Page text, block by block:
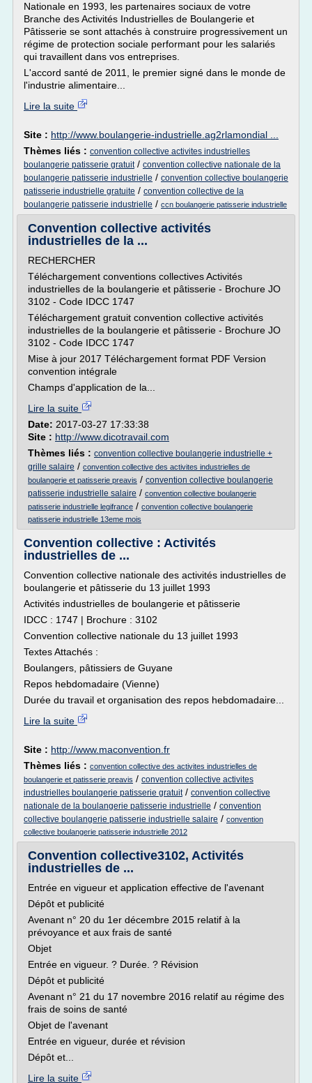
Nationale en 1993, les partenaires sociaux de votre
Branche des Activités Industrielles de Boulangerie et
Pâtisserie se sont attachés à construire progressivement un
régime de protection sociale performant pour les salariés
qui travaillent dans vos entreprises.
L'accord santé de 2011, le premier signé dans le monde de
l'industrie alimentaire...
Lire la suite
Site : http://www.boulangerie-industrielle.ag2rlamondial ...
Thèmes liés : convention collective activites industrielles
boulangerie patisserie gratuit/ convention collective nationale de la
boulangerie patisserie industrielle / convention collective boulangerie
patisserie industrielle gratuite / convention collective de la
boulangerie patisserie industrielle / ccn boulangerie patisserie industrielle
Convention collective activités
industrielles de la ...
RECHERCHER
Téléchargement conventions collectives Activités
industrielles de la boulangerie et pâtisserie - Brochure JO
3102 - Code IDCC 1747
Téléchargement gratuit convention collective activités
industrielles de la boulangerie et pâtisserie - Brochure JO
3102 - Code IDCC 1747
Mise à jour 2017 Téléchargement format PDF Version
convention intégrale
Champs d'application de la...
Lire la suite
Date: 2017-03-27 17:33:38
Site : http://www.dicotravail.com
Thèmes liés : convention collective boulangerie industrielle +
grille salaire / convention collective des activites industrielles de
boulangerie et patisserie preavis / convention collective boulangerie
patisserie industrielle salaire / convention collective boulangerie
patisserie industrielle legifrance / convention collective boulangerie
patisserie industrielle 13eme mois
Convention collective : Activités
industrielles de ...
Convention collective nationale des activités industrielles de
boulangerie et pâtisserie du 13 juillet 1993
Activités industrielles de boulangerie et pâtisserie
IDCC : 1747 | Brochure : 3102
Convention collective nationale du 13 juillet 1993
Textes Attachés :
Boulangers, pâtissiers de Guyane
Repos hebdomadaire (Vienne)
Durée du travail et organisation des repos hebdomadaire...
Lire la suite
Site : http://www.maconvention.fr
Thèmes liés : convention collective des activites industrielles de
boulangerie et patisserie preavis / convention collective activites
industrielles boulangerie patisserie gratuit/ convention collective
nationale de la boulangerie patisserie industrielle / convention
collective boulangerie patisserie industrielle salaire / convention
collective boulangerie patisserie industrielle 2012
Convention collective3102, Activités
industrielles de ...
Entrée en vigueur et application effective de l'avenant
Dépôt et publicité
Avenant n° 20 du 1er décembre 2015 relatif à la
prévoyance et aux frais de santé
Objet
Entrée en vigueur. ? Durée. ? Révision
Dépôt et publicité
Avenant n° 21 du 17 novembre 2016 relatif au régime des
frais de soins de santé
Objet de l'avenant
Entrée en vigueur, durée et révision
Dépôt et...
Lire la suite